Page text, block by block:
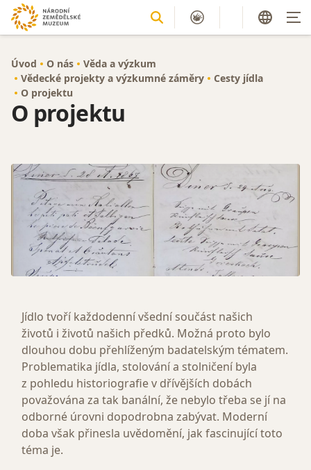
Úvod O nás
Věda a výzkum
Vědecké projekty a výzkumné záměry
Cesty jídla
O projektu
O projektu
Jídlo tvoří každodenní všední součást našich
životů i životů našich předků. Možná proto bylo
dlouhou dobu přehlíženým badatelským tématem.
Problematika jídla, stolování a stolničení byla
z pohledu historiografie v dřívějších dobách
považována za tak banální, že nebylo třeba se jí na
odborné úrovni dopodrobna zabývat. Moderní
doba však přinesla uvědomění, jak fascinující toto
téma je.